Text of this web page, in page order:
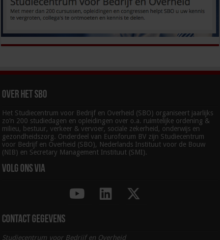
Over het SBO
Het Studiecentrum voor Bedrijf en Overheid (SBO) organiseert jaarlijks
zo’n 200 studiedagen en opleidingen over o.a. ruimtelijke ordening &
milieu, bestuur, verkeer & vervoer, sociale zekerheid, onderwijs en
gezondheidszorg. Onderdeel van Euroforum BV zijn Studiecentrum
voor Bedrijf en Overheid (SBO), Nederlands Instituut voor de Bouw
(NIB) en Secretary Management Instituut (SMI).
Volg ons via
Contact gegevens
Studiecentrum voor Bedrijf en Overheid